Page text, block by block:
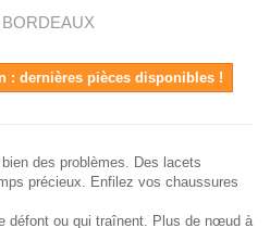
: dernières pièces disponibles !
des problèmes. Des lacets
précieux. Enfilez vos chaussures
défont ou qui traînent. Plus de nœud à